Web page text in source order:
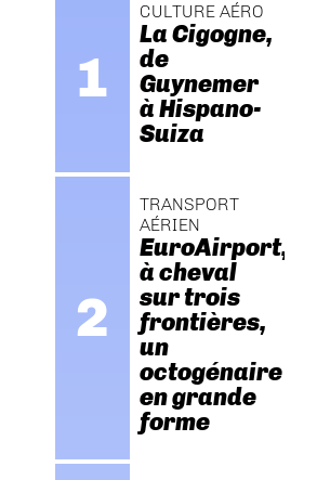
CULTURE AÉRO
La Cigogne,
de
Guynemer
à Hispano-
Suiza
TRANSPORT
AÉRIEN
EuroAirport,
à cheval
sur trois
frontières,
un
octogénaire
en grande
forme